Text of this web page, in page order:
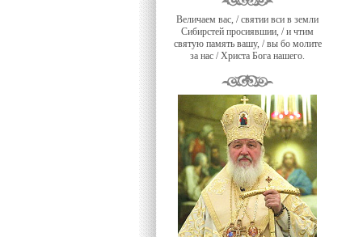
Величаем вас, / святии вси в земли
Сибирстей просиявшии, / и чтим
святую память вашу, / вы бо молите
за нас / Христа Бога нашего.